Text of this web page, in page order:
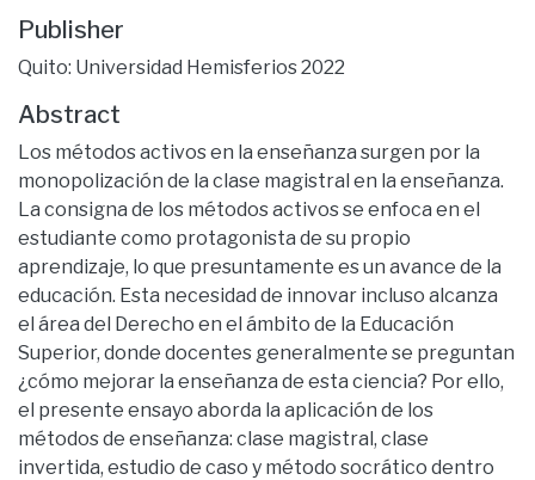
Publisher
Quito: Universidad Hemisferios 2022
Abstract
Los métodos activos en la enseñanza surgen por la
monopolización de la clase magistral en la enseñanza.
La consigna de los métodos activos se enfoca en el
estudiante como protagonista de su propio
aprendizaje, lo que presuntamente es un avance de la
educación. Esta necesidad de innovar incluso alcanza
el área del Derecho en el ámbito de la Educación
Superior, donde docentes generalmente se preguntan
¿cómo mejorar la enseñanza de esta ciencia? Por ello,
el presente ensayo aborda la aplicación de los
métodos de enseñanza: clase magistral, clase
invertida, estudio de caso y método socrático dentro